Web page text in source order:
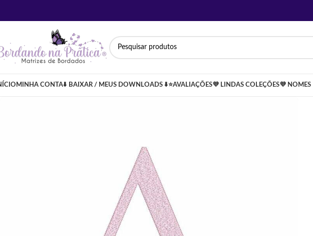
MINHA CONTA⬇️ BAIXAR / MEUS DOWNLOADS ⬇️⭐AVALIAÇÕES💜 LINDAS COLEÇÕES💜 NOMES